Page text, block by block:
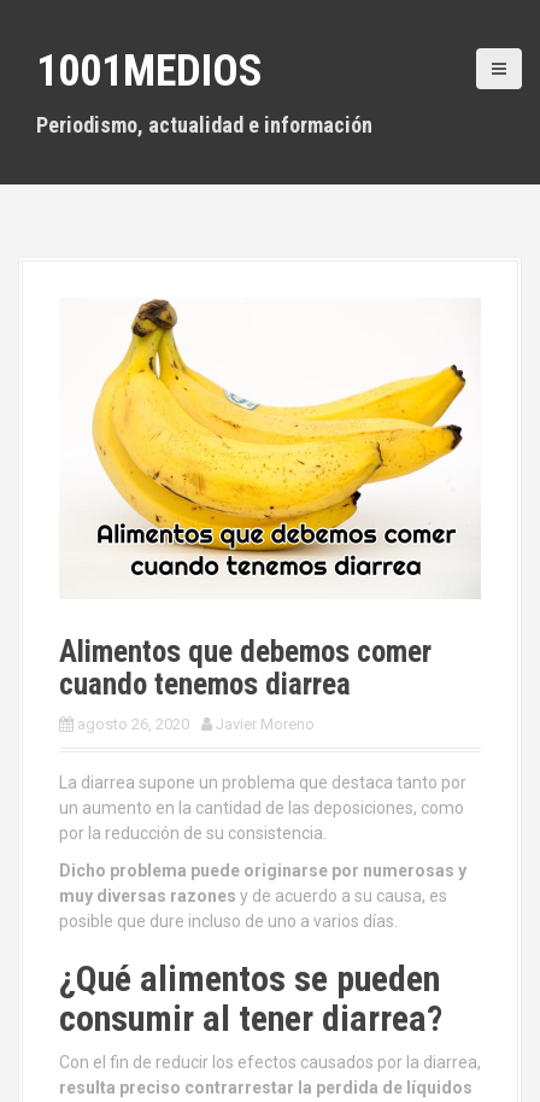
l
1001MEDIOS
Periodismo, actualidad e información
Alimentos que debemos comer
cuando tenemos diarrea
agosto 26, 2020 Javier Moreno
La diarrea supone un problema que destaca tanto por
un aumento en la cantidad de las deposiciones, como
por la reducción de su consistencia.
Dicho problema puede originarse por numerosas y
muy diversas razones y de acuerdo a su causa, es
posible que dure incluso de uno a varios días.
¿Qué alimentos se pueden
consumir al tener diarrea?
Con el fin de reducir los efectos causados por la diarrea,
resulta preciso contrarrestar la perdida de líquidos